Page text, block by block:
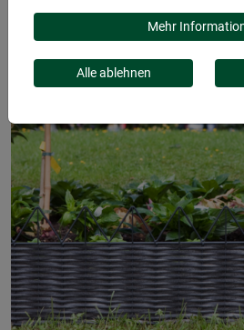
Mehr
Alle ablehnen